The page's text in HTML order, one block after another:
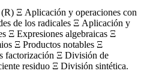
(R) Ξ Aplicación y operaciones con
de los radicales Ξ Aplicación y
Ξ Expresiones algebraicas Ξ
Ξ Productos notables Ξ
factorización Ξ División de
residuo Ξ División sintética.